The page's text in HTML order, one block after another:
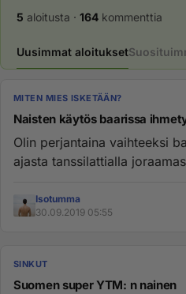
5 aloitusta · 164 kommenttia
Uusimmat aloitukset
MITEN MIES ISKETÄÄN?
Naisten käytös baarissa
Olin perjantaina vaihteeksi baarissa. Suurimman osan
ajasta tanssilattialla
Isotumma
30.09.2019 05:55
SINKUT
Suomen super YTM: n nainen